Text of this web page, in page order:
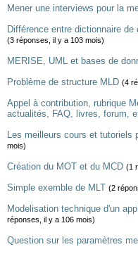
Mener une interviews pour la
Différence entre dictionnaire
(3 réponses, il y a 103 mois)
MERISE, UML et bases de
Problème de structure MLD (4
Appel à contribution, rubrique
actualités, FAQ, livres, forum,
Les meilleurs cours et tutoriels
mois)
Création du MOT et du MCD (1
Simple exemble de MLT (2
Modelisation technique d'un
réponses, il y a 106 mois)
Question sur les paramètres